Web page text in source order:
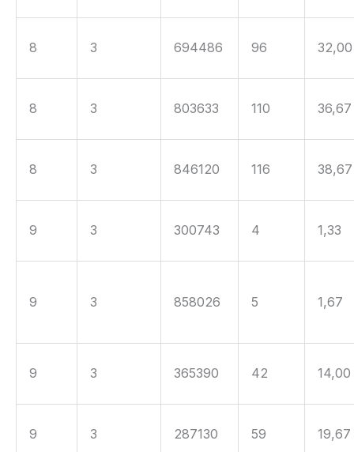
8 3 694486 96 32,00
8 3 803633 110 36,67
8 3 846120 116 38,67
9 3 300743 4 1,33
9 3 858026 5 1,67
9 3 365390 42 14,00
9 3 287130 59 19,67